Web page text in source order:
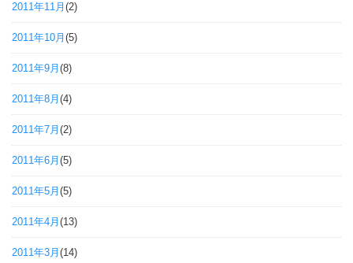
2011年11月 (2)
2011年10月 (5)
2011年9月 (8)
2011年8月 (4)
2011年7月 (2)
2011年6月 (5)
2011年5月 (5)
2011年4月 (13)
2011年3月 (14)